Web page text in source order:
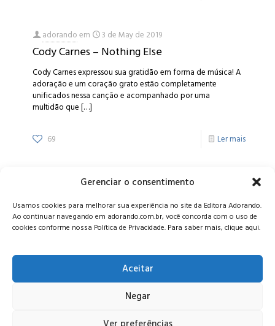
Gerenciar o consentimento
Usamos cookies para melhorar sua experiência no site da Editora Adorando.
Ao continuar navegando em adorando.com.br, você concorda com o uso de
cookies conforme nossa Política de Privacidade. Para saber mais, clique aqui.
Aceitar
Negar
adorandoem 3 de May de 2019
Cody Carnes – Nothing Else
Cody Carnes expressou sua gratidão em forma de música! A
adoração e um coração grato estão completamente
unificados nessa canção e acompanhado por uma
multidão que[…]
69 Ler mais
Alameda Oscar Niemeyer, 1033 – 7º Andar - Portaria 04, Vila da
Serra - Nova Lima/MG, CEP: 34006-065 - MG
CONTATO:editora@adorando.com.br
Consulte nossapolítica de privacidade